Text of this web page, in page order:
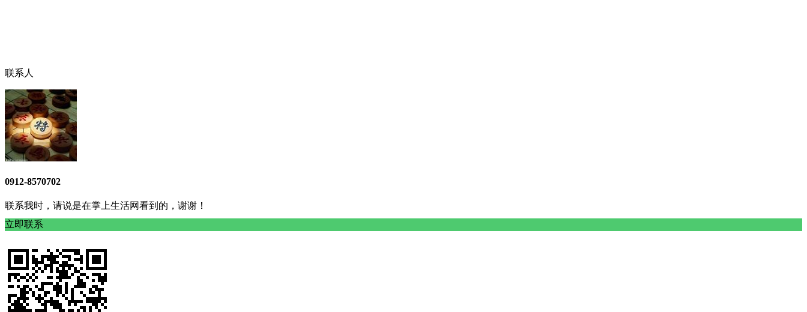
联系人
0912-8570702
联系我时，请说是在掌上生活网看到的，谢谢！
立即联系